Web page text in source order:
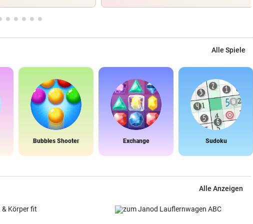
Alle Spiele
Bubbles Shooter Exchange Sudoku
Alle Anzeigen